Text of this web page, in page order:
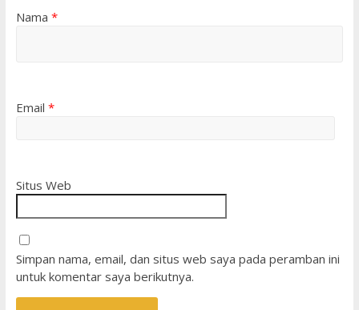
Nama *
Email *
Situs Web
Simpan nama, email, dan situs web saya pada peramban ini
untuk komentar saya berikutnya.